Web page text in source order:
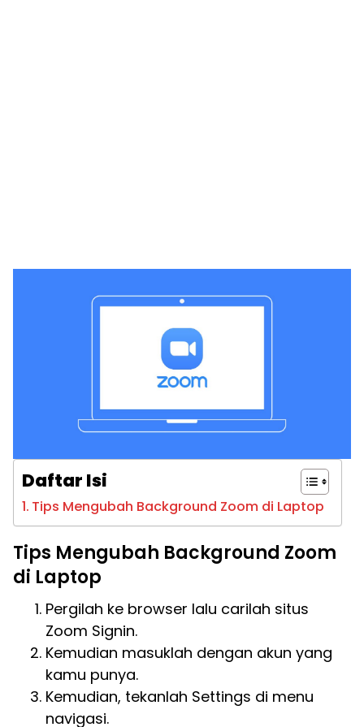
Daftar Isi
Tips Mengubah Background Zoom di Laptop
Tips Mengubah Background Zoom
di Laptop
Pergilah ke browser lalu carilah situs
Zoom Signin.
Kemudian masuklah dengan akun yang
kamu punya.
Kemudian, tekanlah Settings di menu
navigasi.